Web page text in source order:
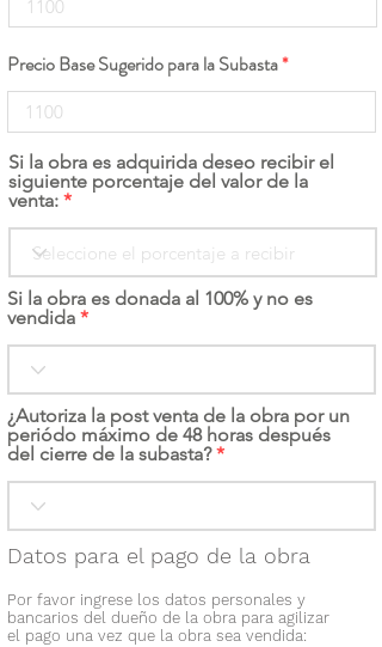
Precio Base Sugerido para la Subasta
Si la obra es adquirida deseo recibir el
siguiente porcentaje del valor de la
venta:
Si la obra es donada al 100% y no es
vendida
¿Autoriza la post venta de la obra por un
periódo máximo de 48 horas después
del cierre de la subasta?
Datos para el pago de la obra
Por favor ingrese los datos personales y
bancarios del dueño de la obra para agilizar
el pago una vez que la obra sea vendida: